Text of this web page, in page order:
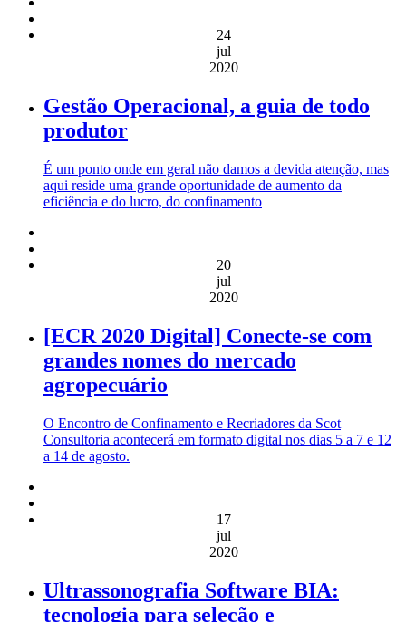
24
jul
2020
Gestão Operacional, a guia de todo
produtor
É um ponto onde em geral não damos a devida atenção, mas
aqui reside uma grande oportunidade de aumento da
eficiência e do lucro, do confinamento
20
jul
2020
[ECR 2020 Digital] Conecte-se com
grandes nomes do mercado
agropecuário
O Encontro de Confinamento e Recriadores da Scot
Consultoria acontecerá em formato digital nos dias 5 a 7 e 12
a 14 de agosto.
17
jul
2020
Ultrassonografia Software BIA:
tecnologia para seleção e